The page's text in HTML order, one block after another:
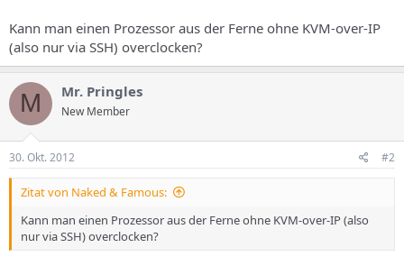
Kann man einen Prozessor aus der Ferne ohne KVM-over-IP
(also nur via SSH) overclocken?
M Mr. Pringles
New Member
30. Okt. 2012 #2
Zitat von Naked & Famous:
Kann man einen Prozessor aus der Ferne ohne KVM-over-IP (also
nur via SSH) overclocken?